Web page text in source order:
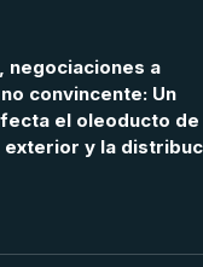
negociaciones a
convincente: Un
el oleoducto de
y la